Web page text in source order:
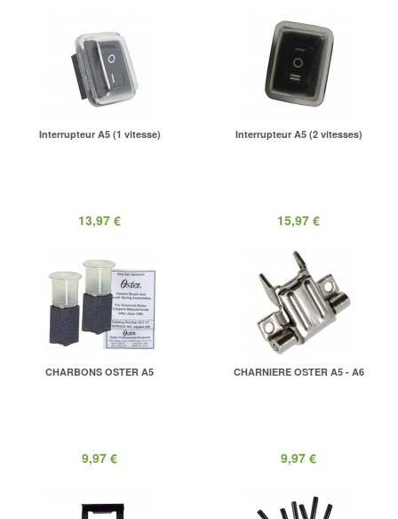
Interrupteur A5 (1 vitesse)
13,97 €
Interrupteur A5 (2 vitesses)
15,97 €
CHARBONS OSTER A5
9,97 €
CHARNIERE OSTER A5 - A6
9,97 €